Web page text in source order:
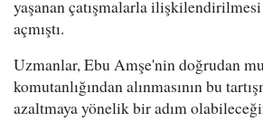
yaşanan çatışmalarla
açmıştı.
Uzmanlar, Ebu Amşe'nin doğrudan
komutanlığından alınmasının bu
azaltmaya yönelik bir adım